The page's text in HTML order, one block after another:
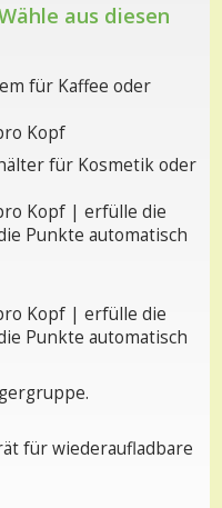
aus diesen
für Kaffee oder
Kopf
für Kosmetik oder
Kopf | erfülle die
Punkte automatisch
Kopf | erfülle die
Punkte automatisch
für wiederaufladbare